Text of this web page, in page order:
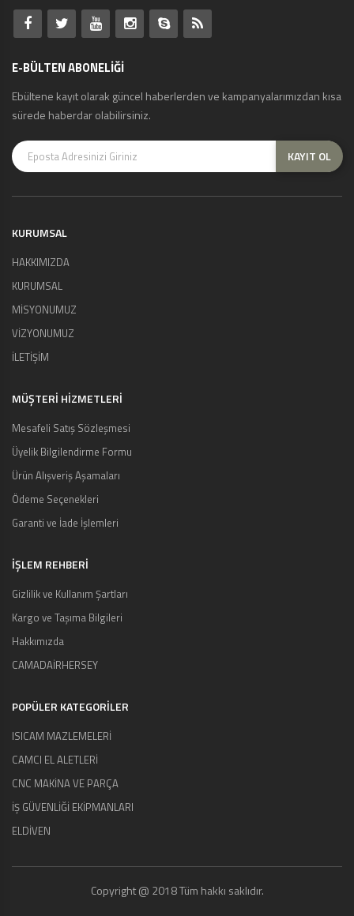
E-BÜLTEN ABONELİĞİ
Ebültene kayıt olarak güncel haberlerden ve kampanyalarımızdan kısa
sürede haberdar olabilirsiniz.
KAYIT OL
KURUMSAL
HAKKIMIZDA
KURUMSAL
MİSYONUMUZ
VİZYONUMUZ
İLETİŞİM
MÜŞTERI HIZMETLERI
Mesafeli Satış Sözleşmesi
Üyelik Bilgilendirme Formu
Ürün Alışveriş Aşamaları
Ödeme Seçenekleri
Garanti ve İade İşlemleri
İŞLEM REHBERİ
Gizlilik ve Kullanım Şartları
Kargo ve Taşıma Bilgileri
Hakkımızda
CAMADAİRHERSEY
POPÜLER KATEGORİLER
ISICAM MAZLEMELERİ
CAMCI EL ALETLERİ
CNC MAKİNA VE PARÇA
İŞ GÜVENLİĞİ EKİPMANLARI
ELDİVEN
Copyright @ 2018 Tüm hakkı saklıdır.